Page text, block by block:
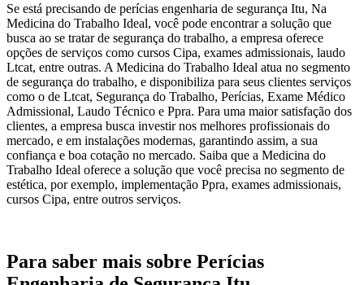
Se está precisando de perícias engenharia de segurança Itu, Na
Medicina do Trabalho Ideal, você pode encontrar a solução que
busca ao se tratar de segurança do trabalho, a empresa oferece
opções de serviços como cursos Cipa, exames admissionais, laudo
Ltcat, entre outras. A Medicina do Trabalho Ideal atua no segmento
de segurança do trabalho, e disponibiliza para seus clientes serviços
como o de Ltcat, Segurança do Trabalho, Perícias, Exame Médico
Admissional, Laudo Técnico e Ppra. Para uma maior satisfação dos
clientes, a empresa busca investir nos melhores profissionais do
mercado, e em instalações modernas, garantindo assim, a sua
confiança e boa cotação no mercado. Saiba que a Medicina do
Trabalho Ideal oferece a solução que você precisa no segmento de
estética, por exemplo, implementação Ppra, exames admissionais,
cursos Cipa, entre outros serviços.
Para saber mais sobre Perícias